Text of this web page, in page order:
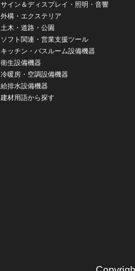
サイン＆ディスプレイ・照明・音響
外構・エクステリア
土木・道路・公園
ソフト関連・営業支援ツール
キッチン・バスルーム設備機器
衛生設備機器
冷暖房・空調設備機器
給排水設備機器
建材用語から探す